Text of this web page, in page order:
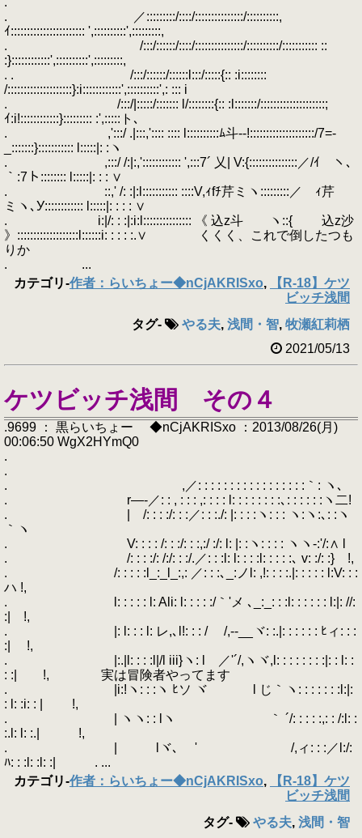
. ／:::::::::/::::/:::::::::::::::/::::::::::,
ｲ::::::::::::::::::::::: ',::::::::::',:::::::::,
. /:::/::::::/::::/:::::::::::::::/::::::::::/::::::::::: ::
:}::::::::::::',::::::::::',:::::::::,
. . /:::/::::::/::::::l:::/:::::{:: :i::::::::
/::::::::::::::::::::}:i::::::::::::',::::::::::',: ::: i
. /:::/|:::::/::::::: l/::::::::{:: :l:::::::/::::::::::::::::::::;
ｲ:i!::::::::::::}::::::::: :',:::::ト､
. ,':::/ .|:::,':::: :::: l::::::::::ﾑ斗-‐!::::::::::::::::::::/7=-
_:::::::}::::::::::: l:::::|: :ヽ
. ,:::/ /:|:,':::::::::::: ',:::7´ 乂| V:{:::::::::::::::／/ｲ ヽ､
｀:7ト:::::::: l:::::|: : : ∨
. ::,' /: :|:l::::::::::: ::::V,ｨfﾁ芹ミヽ:::::::::／ ｨ芹
ミヽ､У:::::::::::: l:::::|: : : : ∨
. i:|/: : :|:i:l::::::::::::::: 《 込z斗 ヽ::{ 込z沙
》:::::::::::::::::::l::::::i: : : : :.∨ くくく、これで倒したつも
りか
. ...
カテゴリ-作者：らいちょー◆nCjAKRISxo,
【R-18】ケツ
ビッチ浅間
タグ- やる夫, 浅間・智, 牧瀬紅莉栖
2021/05/13
ケツビッチ浅間 その４
.9699 ： 黒らいちょー ◆nCjAKRISxo ：2013/08/26(月)
00:06:50 WgX2HYmQ0
.
.
. ,／: : : : : : : : : : : : : : : : :｀: ヽ､
. r―-／: : , : : : ,: : : : l: : : : : : : :､: : : : : :ヽ二!
. | /: : : :/: : :／: : :./: |: : : :ヽ: : : ヽ:ヽ:､: :ヽ
｀ヽ
. V: : : : /: : :/: : :,:/ :/: l: |: :ヽ: : : : ヽヽ-:'/:∧ l
. /: : : :/: /:/: : :/.／: : :l: l: : : :l: : : : :､ v: :/: :} !,
. /: : : : :l_:_l_:,: ／: : :､_:ノl: ,!: : : :.|: : : : : l:V: : :
ハ !,
. l: : : : : l: Ali: l: : : : :/｀'メ ､_:_: : :l: : : : : : l:|: //:
:| !,
. |: l: : : l: レ,､l!: : : / /,--__ヾ: :.|: : : : : : ﾋィ: : :
:| !,
. |:.|l: : : :l|/l iii}ヽ: l ／'´/,ヽヾ,l: : : : : : : :|: : l: :
: :| !, 実は冒険者やってます
. |i:!ヽ: : :ヽ ﾋソ ヾ l じ｀ヽ: : : : : : :l:|:
: l: :i: : | !,
. | ヽヽ: : lヽ ｀ ´/: : : : :,: : /:l: :
:.l: l: :.| !,
. | lヾ､ ' /,ィ: : :／l:/:
ﾊ: : :l: :l: :| . ...
カテゴリ-作者：らいちょー◆nCjAKRISxo,
【R-18】ケツ
ビッチ浅間
タグ- やる夫, 浅間・智